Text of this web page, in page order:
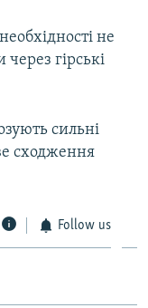
не
гірські
сильні
сходження
Follow us